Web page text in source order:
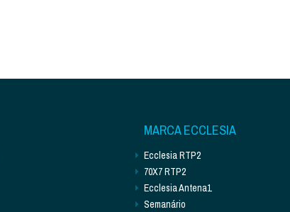
MARCA ECCLESIA
Ecclesia RTP2
70X7 RTP2
Ecclesia Antena1
Semanário